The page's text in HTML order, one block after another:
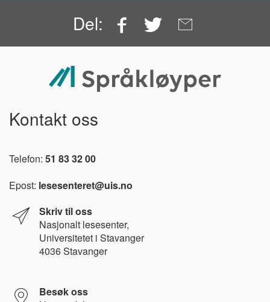
Del: Facebook
Twitter
Kontakt oss
Telefon: 51 83 32 00
Epost: lesesenteret@uis.no
Skriv til oss
Nasjonalt lesesenter,
Universitetet i Stavanger
4036 Stavanger
Besøk oss